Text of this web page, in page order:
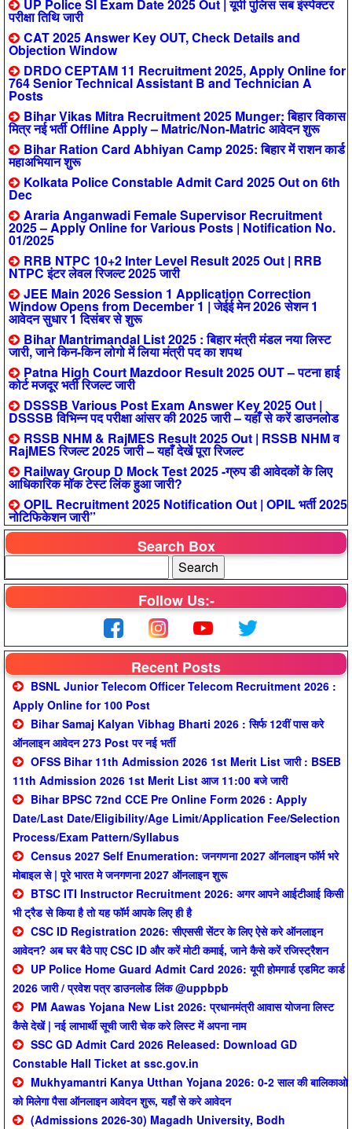
UP Police SI Exam Date 2025 Out | यूपी पुलिस सब इंस्पेक्टर
परीक्षा तिथि जारी
CAT 2025 Answer Key OUT, Check Details and
Objection Window
DRDO CEPTAM 11 Recruitment 2025, Apply Online for
764 Senior Technical Assistant B and Technician A
Posts
Bihar Vikas Mitra Recruitment 2025 Munger: बिहार विकास
मित्र नई भर्ती Offline Apply – Matric/Non-Matric आवेदन शुरू
Bihar Ration Card Abhiyan Camp 2025: बिहार में राशन कार्ड
महाअभियान शुरू
Kolkata Police Constable Admit Card 2025 Out on 6th
Dec
Araria Anganwadi Female Supervisor Recruitment
2025 – Apply Online for Various Posts | Notification No.
01/2025
RRB NTPC 10+2 Inter Level Result 2025 Out | RRB
NTPC इंटर लेवल रिजल्ट 2025 जारी
JEE Main 2026 Session 1 Application Correction
Window Opens from December 1 | जेईई मेन 2026 सेशन 1
आवेदन सुधार 1 दिसंबर से शुरू
Bihar Mantrimandal List 2025 : बिहार मंत्री मंडल नया लिस्ट
जारी, जाने किन-किन लोगो में लिया मंत्री पद का शपथ
Patna High Court Mazdoor Result 2025 OUT – पटना हाई
कोर्ट मजदूर भर्ती रिजल्ट जारी
DSSSB Various Post Exam Answer Key 2025 Out |
DSSSB विभिन्न पद परीक्षा आंसर की 2025 जारी – यहाँ से करें डाउनलोड
RSSB NHM & RajMES Result 2025 Out | RSSB NHM व
RajMES रिजल्ट 2025 जारी – यहाँ देखें पूरा रिजल्ट
Railway Group D Mock Test 2025 -ग्रुप डी आवेदकों के लिए
आधिकारिक मॉक टेस्ट लिंक हुआ जारी?
OPIL Recruitment 2025 Notification Out | OPIL भर्ती 2025
नोटिफिकेशन जारी”
Search Box
Follow Us:-
Recent Posts
BSNL Junior Telecom Officer Telecom Recruitment 2026 :
Apply Online for 100 Post
Bihar Samaj Kalyan Vibhag Bharti 2026 : सिर्फ 12वीं पास करे
ऑनलाइन आवेदन 273 Post पर नई भर्ती
OFSS Bihar 11th Admission 2026 1st Merit List जारी : BSEB
11th Admission 2026 1st Merit List आज 11:00 बजे जारी
Bihar BPSC 72nd CCE Pre Online Form 2026 : Apply
Date/Last Date/Eligibility/Age Limit/Application Fee/Selection
Process/Exam Pattern/Syllabus
Census 2027 Self Enumeration: जनगणना 2027 ऑनलाइन फॉर्म भरे
मोबाइल से | पूरे भारत मे जनगणना 2027 ऑनलाइन शुरू
BTSC ITI Instructor Recruitment 2026: अगर आपने आईटीआई किसी
भी ट्रैड से किया है तो यह फॉर्म आपके लिए ही है
CSC ID Registration 2026: सीएससी सेंटर के लिए ऐसे करे ऑनलाइन
आवेदन? अब घर बैठे पाए CSC ID और करें मोटी कमाई, जाने कैसे करें रजिस्ट्रैशन
UP Police Home Guard Admit Card 2026: यूपी होमगार्ड एडमिट कार्ड
2026 जारी / प्रवेश पत्र डाउनलोड लिंक @uppbpb
PM Aawas Yojana New List 2026: प्रधानमंत्री आवास योजना लिस्ट
कैसे देखें | नई लाभार्थी सूची जारी चेक करे लिस्ट में अपना नाम
SSC GD Admit Card 2026 Released: Download GD
Constable Hall Ticket at ssc.gov.in
Mukhyamantri Kanya Utthan Yojana 2026: 0-2 साल की बालिकाओ
को मिलेगा पैसा ऑनलाइन आवेदन शुरू, यहाँ से करे आवेदन
(Admissions 2026-30) Magadh University, Bodh